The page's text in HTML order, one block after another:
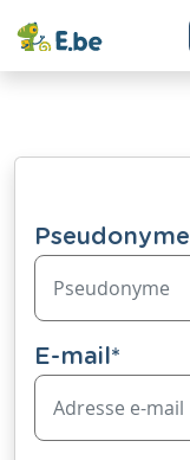
Pseudonyme
E-mail*